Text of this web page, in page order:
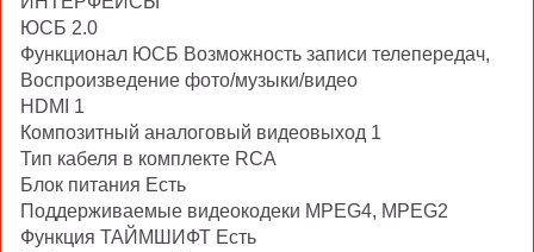
ЮСБ 2.0
Функционал ЮСБ Возможность записи телепередач,
Воспроизведение фото/музыки/видео
HDMI 1
Композитный аналоговый видеовыход 1
Тип кабеля в комплекте RCA
Блок питания Есть
Поддерживаемые видеокодеки MPEG4, MPEG2
Функция ТАЙМШИФТ Есть